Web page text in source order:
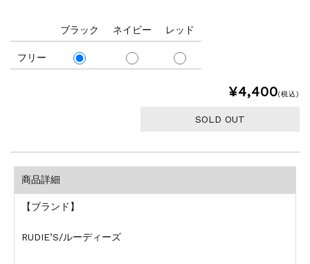
フリー
ブラック ネイビー レッド
¥4,400(税込)
SOLD OUT
商品詳細
【ブランド】
RUDIE’S/ルーディーズ